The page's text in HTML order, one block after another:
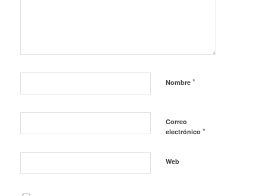
Nombre *
Correo
electrónico *
Web